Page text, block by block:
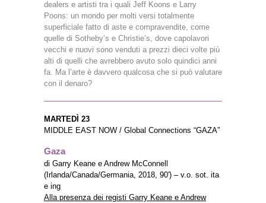
dealers e artisti tra i quali Jeff Koons e Larry
Poons: un mondo per molti versi totalmente
superficiale fatto di aste e compravendite, come
quelle di Sotheby’s e Christie’s, dove capolavori
vecchi e nuovi sono venduti a prezzi dieci volte più
alti di quelli che avrebbero avuto solo quindici anni
fa. Ma l’arte è davvero qualcosa che si può valutare
con il denaro?
MARTEDÌ 23
MIDDLE EAST NOW / Global Connections “GAZA”
Gaza
di Garry Keane e Andrew McConnell
(Irlanda/Canada/Germania, 2018, 90′) – v.o. sot. ita
e ing
Alla presenza dei registi Garry Keane e Andrew